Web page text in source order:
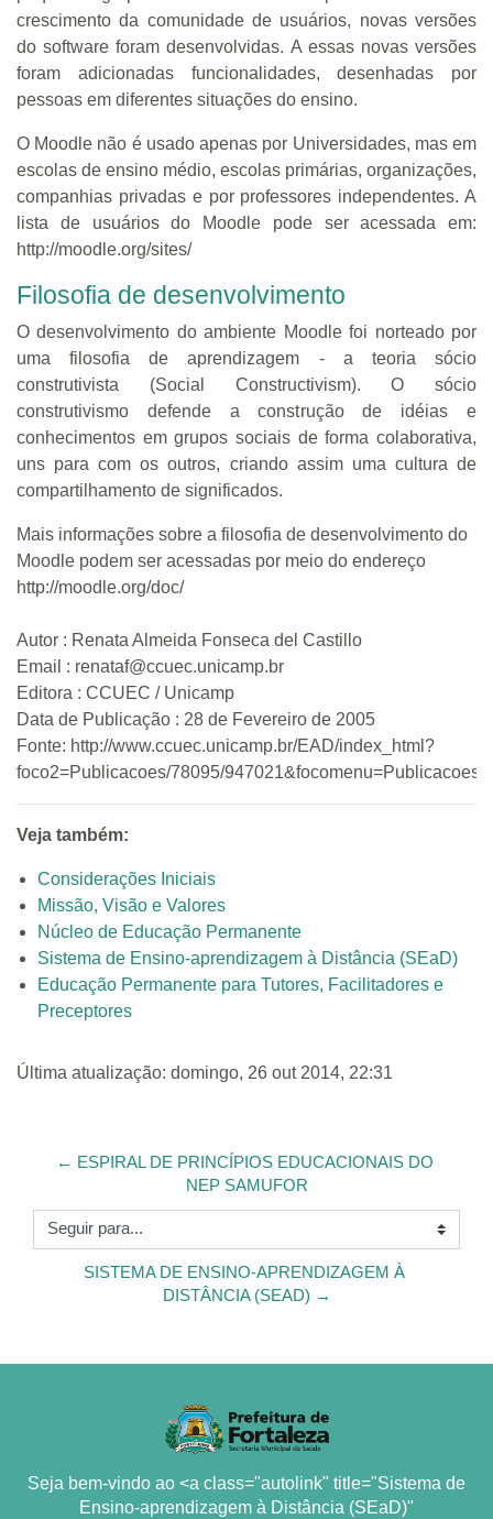
crescimento da comunidade de usuários, novas versões
do software foram desenvolvidas. A essas novas versões
foram adicionadas funcionalidades, desenhadas por
pessoas em diferentes situações do ensino.
O Moodle não é usado apenas por Universidades, mas em
escolas de ensino médio, escolas primárias, organizações,
companhias privadas e por professores independentes. A
lista de usuários do Moodle pode ser acessada em:
http://moodle.org/sites/
Filosofia de desenvolvimento
O desenvolvimento do ambiente Moodle foi norteado por
uma filosofia de aprendizagem - a teoria sócio
construtivista (Social Constructivism). O sócio
construtivismo defende a construção de idéias e
conhecimentos em grupos sociais de forma colaborativa,
uns para com os outros, criando assim uma cultura de
compartilhamento de significados.
Mais informações sobre a filosofia de desenvolvimento do
Moodle podem ser acessadas por meio do endereço
http://moodle.org/doc/
Autor : Renata Almeida Fonseca del Castillo
Email : renataf@ccuec.unicamp.br
Editora : CCUEC / Unicamp
Data de Publicação : 28 de Fevereiro de 2005
Fonte: http://www.ccuec.unicamp.br/EAD/index_html?
foco2=Publicacoes/78095/947021&focomenu=Publicacoes
Veja também:
Considerações Iniciais
Missão, Visão e Valores
Núcleo de Educação Permanente
Sistema de Ensino-aprendizagem à Distância (SEaD)
Educação Permanente para Tutores, Facilitadores e
Preceptores
Última atualização: domingo, 26 out 2014, 22:31
← ESPIRAL DE PRINCÍPIOS EDUCACIONAIS DO
NEP SAMUFOR
Seguir para...
SISTEMA DE ENSINO-APRENDIZAGEM À
DISTÂNCIA (SEAD) →
Seja bem-vindo ao <a class="autolink" title="Sistema de
Ensino-aprendizagem à Distância (SEaD)"